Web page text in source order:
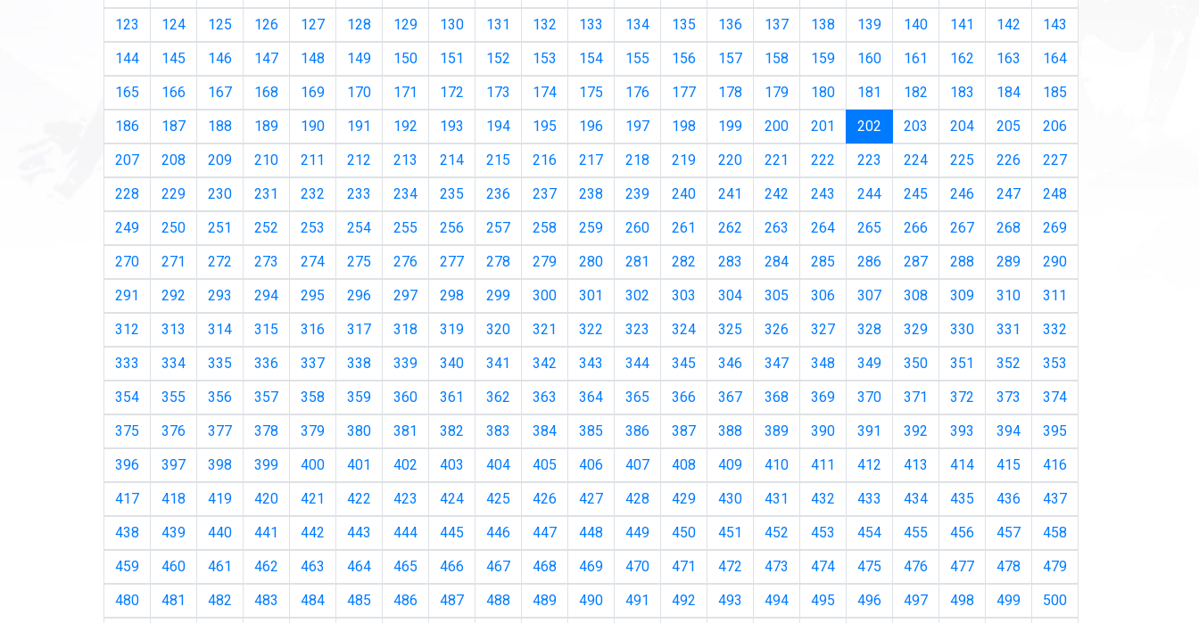
123
124 125 126 127 128 129 130 131 132 133 134 135 136 137 138 139 140 141 142
143
144
145 146 147 148 149 150 151 152 153 154 155 156 157 158 159 160 161 162 163
164
165
166 167 168 169 170 171 172 173 174 175 176 177 178 179 180 181 182 183 184
185
186
187 188 189 190 191 192 193 194 195 196 197 198 199 200 201 202 (current)
203 204 205
206
207
208 209 210 211 212 213 214 215 216 217 218 219 220 221 222 223 224 225 226
227
228
229 230 231 232 233 234 235 236 237 238 239 240 241 242 243 244 245 246 247
248
249
250 251 252 253 254 255 256 257 258 259 260 261 262 263 264 265 266 267 268
269
270
271 272 273 274 275 276 277 278 279 280 281 282 283 284 285 286 287 288 289
290
291
292 293 294 295 296 297 298 299 300 301 302 303 304 305 306 307 308 309 310
311
312
313 314 315 316 317 318 319 320 321 322 323 324 325 326 327 328 329 330 331
332
333
334 335 336 337 338 339 340 341 342 343 344 345 346 347 348 349 350 351 352
353
354
355 356 357 358 359 360 361 362 363 364 365 366 367 368 369 370 371 372 373
374
375
376 377 378 379 380 381 382 383 384 385 386 387 388 389 390 391 392 393 394
395
396
397 398 399 400 401 402 403 404 405 406 407 408 409 410 411 412 413 414 415
416
417
418 419 420 421 422 423 424 425 426 427 428 429 430 431 432 433 434 435 436
437
438
439 440 441 442 443 444 445 446 447 448 449 450 451 452 453 454 455 456 457
458
459
460 461 462 463 464 465 466 467 468 469 470 471 472 473 474 475 476 477 478
479
480
481 482 483 484 485 486 487 488 489 490 491 492 493 494 495 496 497 498 499
500